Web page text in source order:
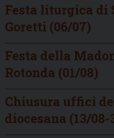
Festa liturgica di
Goretti (06/07)
Festa della
Rotonda (01/08)
Chiusura uffici
diocesana (13/08-